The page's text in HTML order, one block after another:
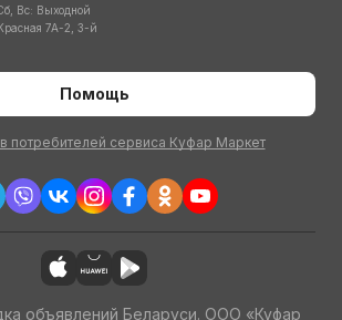
Вс: Выходной
7А-2, 3-й
Помощь
потребителей сервиса Куфар Маркет
объявлений Беларуси. ООО «Куфар